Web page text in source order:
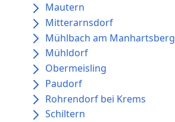
Mautern
Mitterarnsdorf
Mühlbach am Manhartsberg
Mühldorf
Obermeisling
Paudorf
Rohrendorf bei Krems
Schiltern